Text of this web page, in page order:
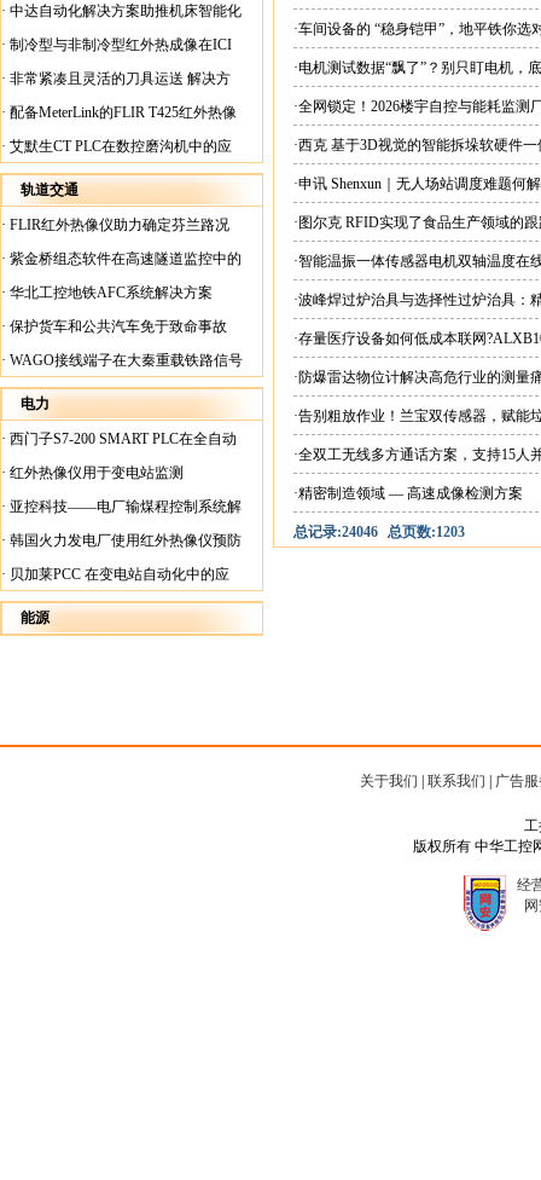
· 中达自动化解决方案助推机床智能化
升级
· 制冷型与非制冷型红外热成像在ICI
工厂内完美配合
· 非常紧凑且灵活的刀具运送 解决方
案
· 配备MeterLink的FLIR T425红外热像
仪帮助Medite Europe Ltd加快红外检测
工作速度
· 艾默生CT PLC在数控磨沟机中的应
用
轨道交通
· FLIR红外热像仪助力确定芬兰路况
· 紫金桥组态软件在高速隧道监控中的
应用
· 华北工控地铁AFC系统解决方案
· 保护货车和公共汽车免于致命事故
· WAGO接线端子在大秦重载铁路信号
楼设备中的应用
电力
· 西门子S7-200 SMART PLC在全自动
蓄电池短路内阻检测机上的应用
· 红外热像仪用于变电站监测
· 亚控科技——电厂输煤程控制系统解
决方案
· 韩国火力发电厂使用红外热像仪预防
火灾
· 贝加莱PCC 在变电站自动化中的应
用
能源
·车间设备的 “稳身铠甲”，地平铁你选
·电机测试数据“飘了”？别只盯电机，
·全网锁定！2026楼宇自控与能耗监
·西克 基于3D视觉的智能拆垛软硬件
·申讯 Shenxun｜无人场站调度难题何
·图尔克 RFID实现了食品生产领域的
·智能温振一体传感器电机双轴温度在
·波峰焊过炉治具与选择性过炉治具：
·存量医疗设备如何低成本联网
·防爆雷达物位计解决高危行业的测量
·告别粗放作业！兰宝双传感器，赋能
·全双工无线多方通话方案，支持15人
·精密制造领域 — 高速成像检测方案
总记录:24046 总页数:1203
关于我们 联系我们 广告
工
版权所有 中华工控
经